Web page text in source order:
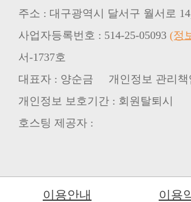
주소 : 대구광역시 달서구 월서로
사업자등록번호 : 514-25-05093 (정
서-1737호
대표자 : 양순금 개인정보 관리책
개인정보 보호기간 : 회원탈퇴시
호스팅 제공자 :
이용안내 이용